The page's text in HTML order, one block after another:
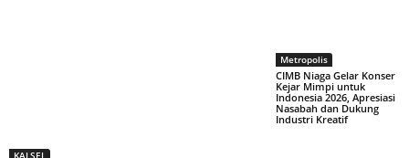
KALSEL
Metropolis
CIMB Niaga Gelar Konser
Kejar Mimpi untuk
Indonesia 2026, Apresiasi
Nasabah dan Dukung
Industri Kreatif